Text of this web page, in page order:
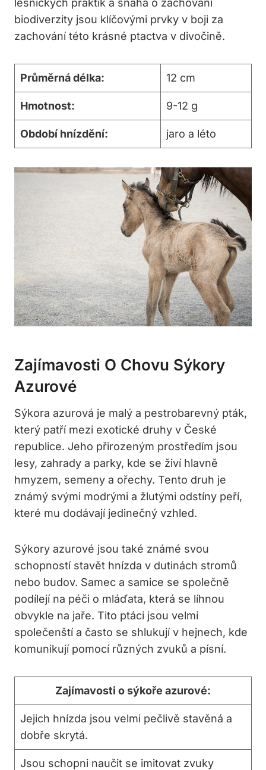
lesnických praktik a snaha o zachování
biodiverzity jsou klíčovými prvky v boji za
zachování této krásné ptactva v divočině.
Průměrná délka: 12 cm
Hmotnost: 9-12 g
Období hnízdění: jaro a léto
Zajímavosti O Chovu Sýkory
Azurové
Sýkora azurová je malý a pestrobarevný pták,
který patří mezi exotické druhy v České
republice. Jeho přirozeným prostředím jsou
lesy, zahrady a parky, kde se živí hlavně
hmyzem, semeny a ořechy. Tento druh je
známý svými modrými a žlutými odstíny peří,
které mu dodávají jedinečný vzhled.
Sýkory azurové jsou také známé svou
schopností stavět hnízda v dutinách stromů
nebo budov. Samec a samice se společně
podílejí na péči o mláďata, která se líhnou
obvykle na jaře. Tito ptáci jsou velmi
společenští a často se shlukují v hejnech, kde
komunikují pomocí různých zvuků a písní.
Zajímavosti o sýkoře azurové:
Jejich hnízda jsou velmi pečlivě stavěná a
dobře skrytá.
Jsou schopni naučit se imitovat zvuky